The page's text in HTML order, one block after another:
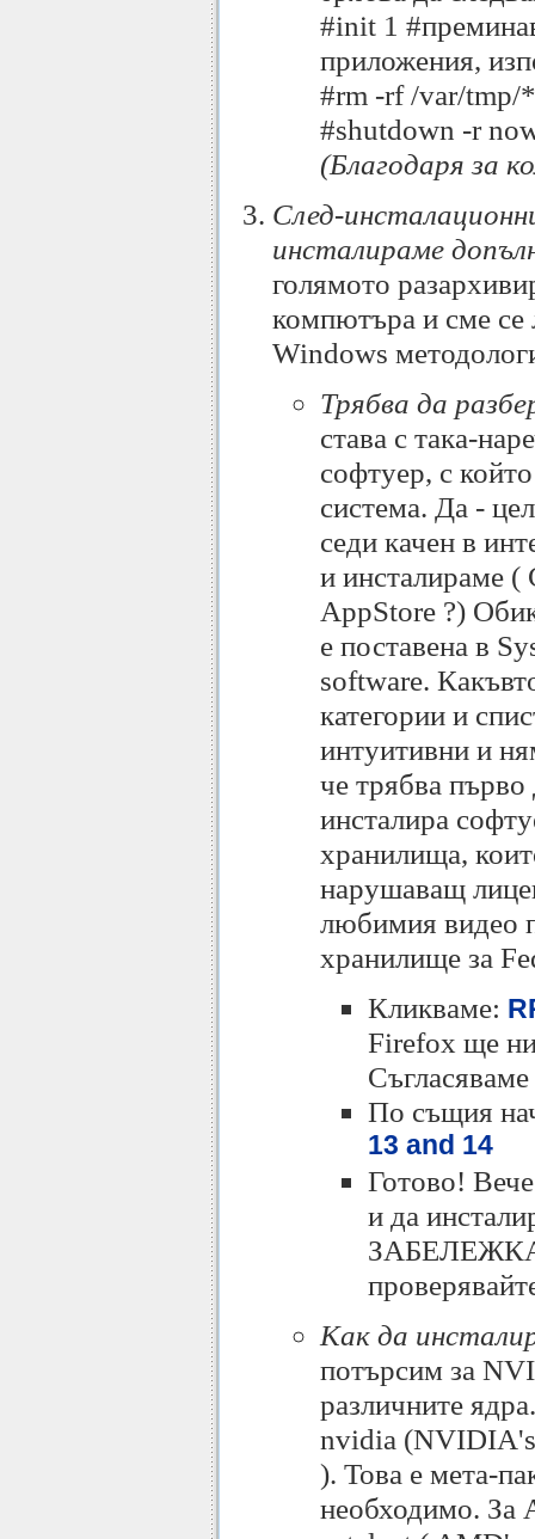
#init 1
приложения,
#rm -rf /var/tmp/
#shutdown -r
(Благодаря за
След-
инсталираме
голямото
компютъра и сме се
Windows
Трябва да
става с така-
софтуер, с
система. Да -
седи качен в
и инсталираме (
AppStore ?)
е поставена в
software.
категории и
интуитивни и
че трябва
инсталира
хранилища,
нарушаващ
любимия видео
хранилище за
Кликваме:
Firefox ще ни
Съгласяваме
По същия
13 and 14
Готово!
и да
ЗАБЕЛЕЖКА:
Как да
потърсим за
различните
nvidia
). Това е мета-
необходимо. За